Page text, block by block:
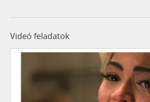
Videó feladatok